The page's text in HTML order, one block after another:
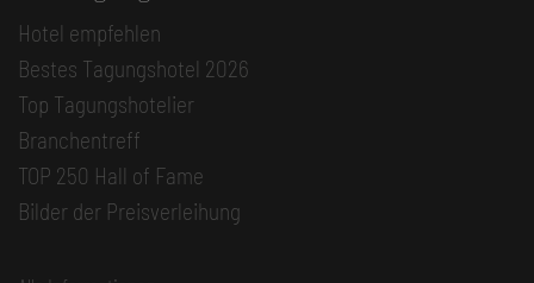
Hotel empfehlen
Bestes Tagungshotel 2026
Top Tagungshotelier
Branchentreff
TOP 250 Hall of Fame
Bilder der Preisverleihung